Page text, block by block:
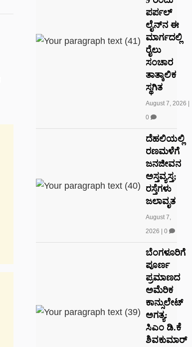
ಪರ್ಪಲ್
ಲೈನ್‌ನ ಈ
ಮಾರ್ಗದಲ್ಲಿ
ರೈಲು
ಸಂಚಾರ
ತಾತ್ಕಾಲಿಕ
ಸ್ಥಗಿತ
August 7, 2026
0
ದೆಹಲಿಯಲ್ಲಿ
ರಣಮಳೆಗೆ
ಜನಜೀವನ
ಅಸ್ತವ್ಯಸ್ತ;
ರಸ್ತೆಗಳು
ಜಲಾವೃತ
August 7,
2026
0
ಬೆಂಗಳೂರಿಗೆ
ಪೂರ್ಣ
ಪ್ರಮಾಣದ
ಅಮೆರಿಕ
ಕಾನ್ಸುಲೇಟ್
ಅಗತ್ಯ:
ಸಿಎಂ ಡಿ.ಕೆ
ಶಿವಕುಮಾರ್